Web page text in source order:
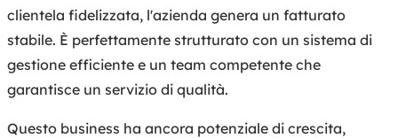
clientela fidelizzata, l'azienda genera un fatturato
stabile. È perfettamente strutturato con un sistema di
gestione efficiente e un team competente che
garantisce un servizio di qualità.
Questo business ha ancora potenziale di crescita,